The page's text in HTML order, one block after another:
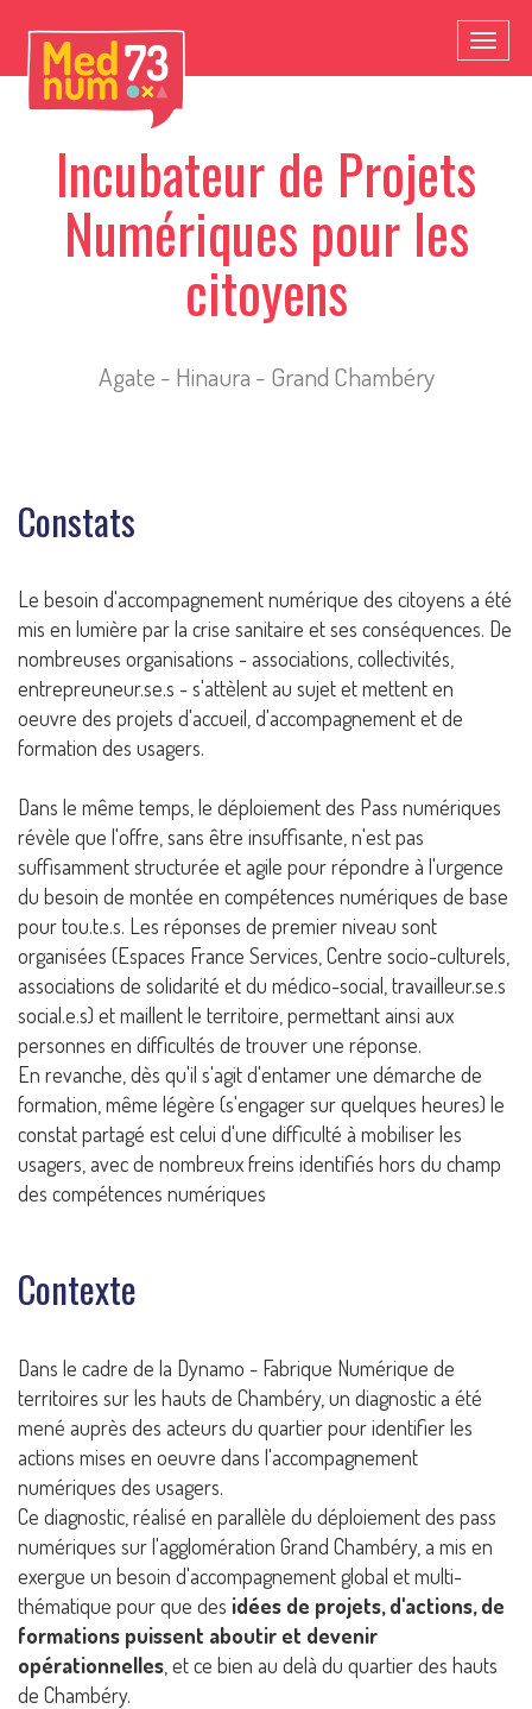
Incubateur de Projets
Numériques pour les
citoyens
Agate - Hinaura - Grand Chambéry
Constats
Le besoin d'accompagnement numérique des citoyens a été
mis en lumière par la crise sanitaire et ses conséquences. De
nombreuses organisations - associations, collectivités,
entrepreuneur.se.s - s'attèlent au sujet et mettent en
oeuvre des projets d'accueil, d'accompagnement et de
formation des usagers.
Dans le même temps, le déploiement des Pass numériques
révèle que l'offre, sans être insuffisante, n'est pas
suffisamment structurée et agile pour répondre à l'urgence
du besoin de montée en compétences numériques de base
pour tou.te.s. Les réponses de premier niveau sont
organisées (Espaces France Services, Centre socio-culturels,
associations de solidarité et du médico-social, travailleur.se.s
social.e.s) et maillent le territoire, permettant ainsi aux
personnes en difficultés de trouver une réponse.
En revanche, dès qu'il s'agit d'entamer une démarche de
formation, même légère (s'engager sur quelques heures) le
constat partagé est celui d'une difficulté à mobiliser les
usagers, avec de nombreux freins identifiés hors du champ
des compétences numériques
Contexte
Dans le cadre de la Dynamo - Fabrique Numérique de
territoires sur les hauts de Chambéry, un diagnostic a été
mené auprès des acteurs du quartier pour identifier les
actions mises en oeuvre dans l'accompagnement
numériques des usagers.
Ce diagnostic, réalisé en parallèle du déploiement des pass
numériques sur l'agglomération Grand Chambéry, a mis en
exergue un besoin d'accompagnement global et multi-
thématique pour que des idées de projets, d'actions, de
formations puissent aboutir et devenir
opérationnelles , et ce bien au delà du quartier des hauts
de Chambéry.